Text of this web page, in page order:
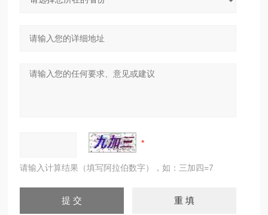
请输入计算结果（填写阿拉伯数字），如：三加四=7